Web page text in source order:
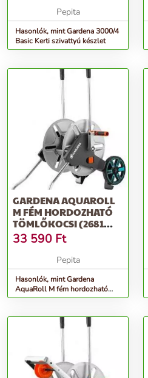
Pepita
Hasonlók, mint Gardena 3000/4
Basic Kerti szivattyú készlet
GARDENA AQUAROLL
M FÉM HORDOZHATÓ
TÖMLŐKOCSI (2681
UTÓDJA) - EZÜST
33 590 Ft
Pepita
Hasonlók, mint Gardena
AquaRoll M fém hordozható
Tömlőkocsi (2681 utódja) -